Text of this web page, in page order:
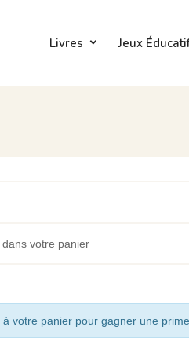
Livres Jeux
votre panier
votre panier pour gagner une